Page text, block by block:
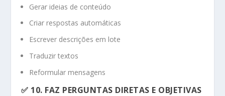
Gerar ideias de conteúdo
Criar respostas automáticas
Escrever descrições em lote
Traduzir textos
Reformular mensagens
✅ 10. FAZ PERGUNTAS DIRETAS E OBJETIVAS